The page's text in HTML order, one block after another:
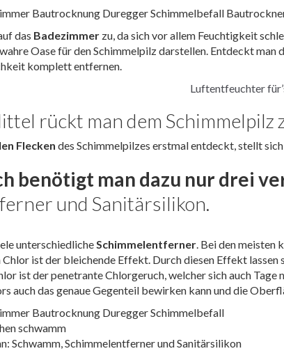
das Badezimmer zu, da sich vor allem Feuchtigkeit
Oase für den Schimmelpilz darstellen. Entdeckt
komplett entfernen.
Luftentfeuchter
rückt man dem Schimmelpilz
Flecken des Schimmelpilzes erstmal entdeckt, stellt
benötigt man dazu nur drei
und Sanitärsilikon.
unterschiedlicheSchimmelentferner. Bei den meisten
ist der bleichende Effekt. Durch diesen Effekt
ist der penetrante Chlorgeruch, welcher sich auch
auch das genaue Gegenteil bewirken kann und die
Schwamm, Schimmelentferner und Sanitärsilikon